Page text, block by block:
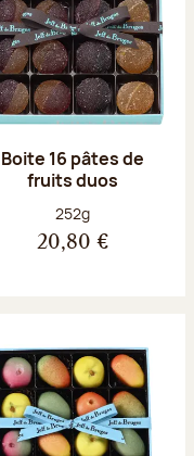
Boite 16 pâtes de
fruits duos
Poids net :
252g
20,80 €